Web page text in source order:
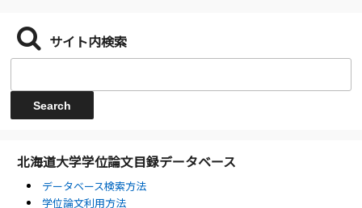
サイト内検索
北海道大学学位論文目録データベース
データベース検索方法
学位論文利用方法